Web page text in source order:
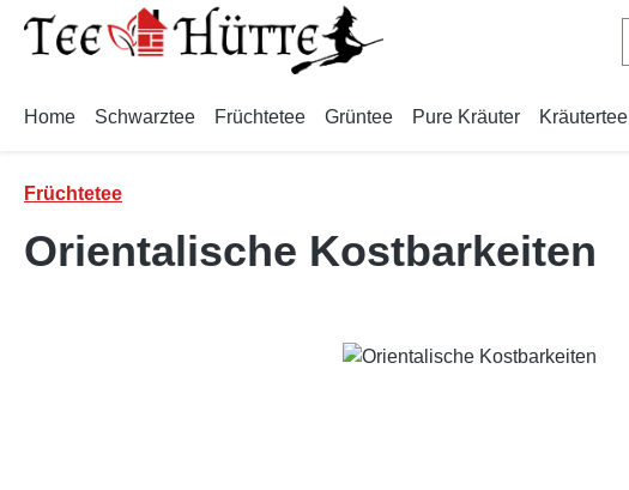
Hauptinhalt springen
Zur Suche springen
Zur Hauptnavigation springen
Home Schwarztee Früchtetee Grüntee Pure Kräuter Kräutertee
Früchtetee
Orientalische Kostbarkeiten